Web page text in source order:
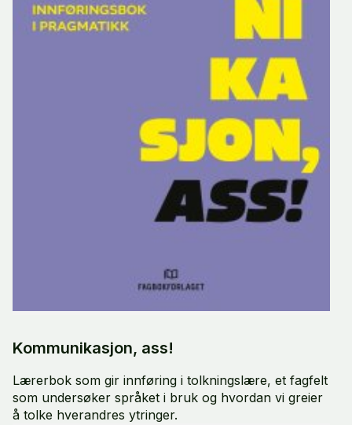
Kommunikasjon, ass!
Lærerbok som gir innføring i tolkningslære, et fagfelt
som undersøker språket i bruk og hvordan vi greier
å tolke hverandres ytringer.